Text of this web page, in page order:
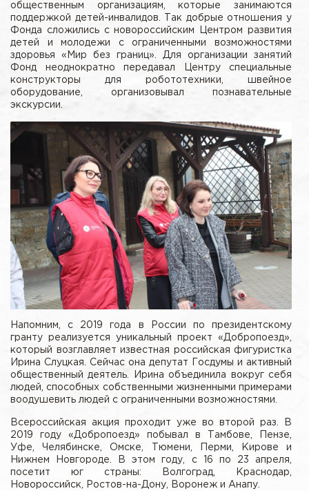
общественным организациям, которые занимаются
поддержкой детей-инвалидов. Так добрые отношения у
Фонда сложились с новороссийским Центром развития
детей и молодежи с ограниченными возможностями
здоровья «Мир без границ». Для организации занятий
Фонд неоднократно передавал Центру специальные
конструкторы для робототехники, швейное
оборудование, организовывал познавательные
экскурсии.
Напомним, с 2019 года в России по президентскому
гранту реализуется уникальный проект «Добропоезд»,
который возглавляет известная российская фигуристка
Ирина Слуцкая. Сейчас она депутат Госдумы и активный
общественный деятель. Ирина объединила вокруг себя
людей, способных собственными жизненными примерами
воодушевить людей с ограниченными возможностями.
Всероссийская акция проходит уже во второй раз. В
2019 году «Добропоезд» побывал в Тамбове, Пензе,
Уфе, Челябинске, Омске, Тюмени, Перми, Кирове и
Нижнем Новгороде. В этом году, с 16 по 23 апреля,
посетит юг страны: Волгоград, Краснодар,
Новороссийск, Ростов-на-Дону, Воронеж и Анапу.